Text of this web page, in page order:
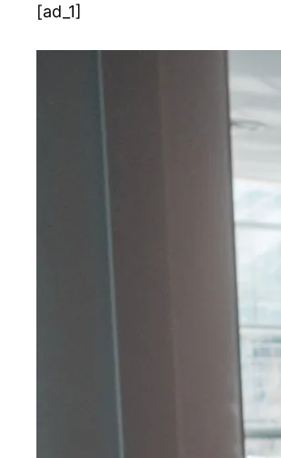
[ad_1]